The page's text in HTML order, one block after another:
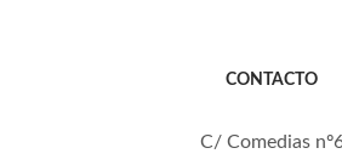
CONTACTO
C/ Comedias